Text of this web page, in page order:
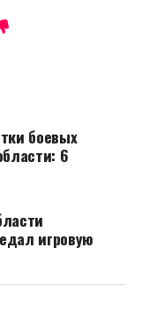
боевых
6
игровую